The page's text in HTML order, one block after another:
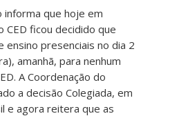
informa que hoje em
CED ficou decidido que
ensino presenciais no dia 2
amanhã, para nenhum
A Coordenação do
a decisão Colegiada, em
e agora reitera que as